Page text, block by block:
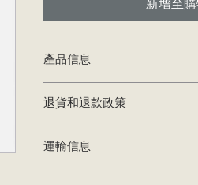
新增至
產品信息
方，例如尺碼、材料、保養和
的空間，可以寫出該產品的特
該產品中受益。
退貨和退款政策
客戶知道如果他們對購買不滿
運輸信息